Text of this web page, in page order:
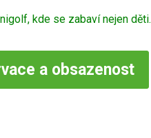
kde se zabaví nejen děti.
a obsazenost